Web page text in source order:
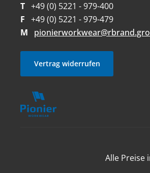
T +49 (0) 5221 - 979-400
F +49 (0) 5221 - 979-479
M
Vertrag widerrufen
Alle Preise